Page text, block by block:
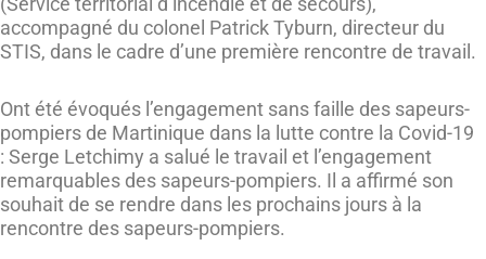
accompagné du colonel Patrick Tyburn, directeur du
STIS, dans le cadre d’une première rencontre de travail.
Ont été évoqués l’engagement sans faille des sapeurs-
pompiers de Martinique dans la lutte contre la Covid-19
: Serge Letchimy a salué le travail et l’engagement
remarquables des sapeurs-pompiers. Il a affirmé son
souhait de se rendre dans les prochains jours à la
rencontre des sapeurs-pompiers.